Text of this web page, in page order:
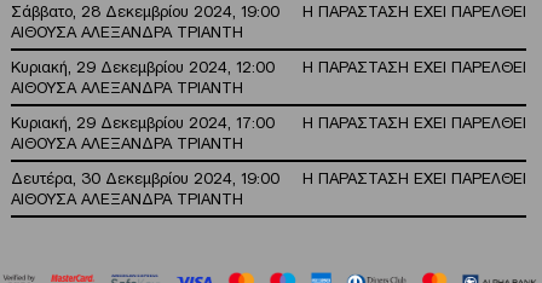
Σάββατο, 28 Δεκεμβρίου 2024, 19:00
Η ΠΑΡΑΣΤΑΣΗ ΕΧΕΙ ΠΑΡΕΛΘΕΙ
ΑΙΘΟΥΣΑ ΑΛΕΞΑΝΔΡΑ ΤΡΙΑΝΤΗ
Κυριακή, 29 Δεκεμβρίου 2024, 12:00
Η ΠΑΡΑΣΤΑΣΗ ΕΧΕΙ ΠΑΡΕΛΘΕΙ
ΑΙΘΟΥΣΑ ΑΛΕΞΑΝΔΡΑ ΤΡΙΑΝΤΗ
Κυριακή, 29 Δεκεμβρίου 2024, 17:00
Η ΠΑΡΑΣΤΑΣΗ ΕΧΕΙ ΠΑΡΕΛΘΕΙ
ΑΙΘΟΥΣΑ ΑΛΕΞΑΝΔΡΑ ΤΡΙΑΝΤΗ
Δευτέρα, 30 Δεκεμβρίου 2024, 19:00
Η ΠΑΡΑΣΤΑΣΗ ΕΧΕΙ ΠΑΡΕΛΘΕΙ
ΑΙΘΟΥΣΑ ΑΛΕΞΑΝΔΡΑ ΤΡΙΑΝΤΗ